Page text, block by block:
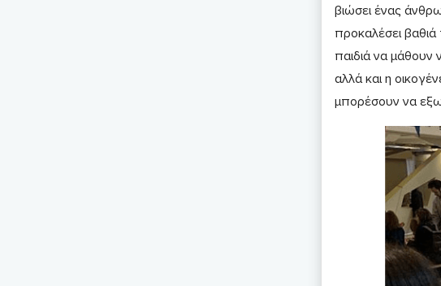
βιώσει ένας
προκαλέσει
παιδιά να μάθουν
αλλά και η
μπορέσουν να